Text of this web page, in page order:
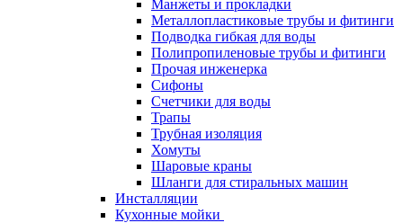
Манжеты и прокладки
Металлопластиковые трубы и фитинги
Подводка гибкая для воды
Полипропиленовые трубы и фитинги
Прочая инженерка
Сифоны
Счетчики для воды
Трапы
Трубная изоляция
Хомуты
Шаровые краны
Шланги для стиральных машин
Инсталляции
Кухонные мойки